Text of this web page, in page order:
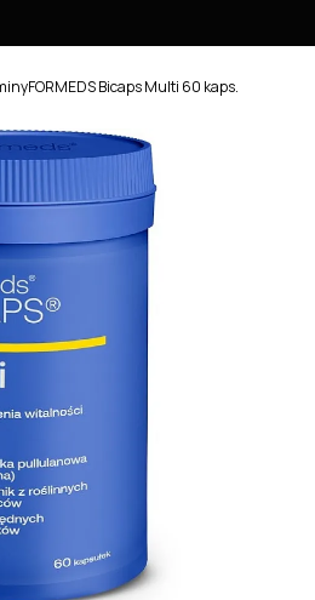
FORMEDS Bicaps Multi 60 kaps.